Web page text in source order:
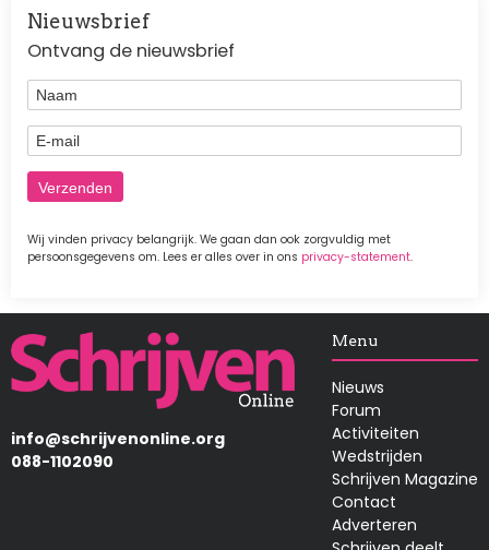
Nieuwsbrief
Ontvang de nieuwsbrief
Naam
E-mail
Wij vinden privacy belangrijk. We gaan dan ook zorgvuldig met
persoonsgegevens om. Lees er alles over in ons privacy-statement.
Afbeelding
info@schrijvenonline.org
088-1102090
Menu
Nieuws
Forum
Activiteiten
Wedstrijden
Schrijven Magazine
Contact
Adverteren